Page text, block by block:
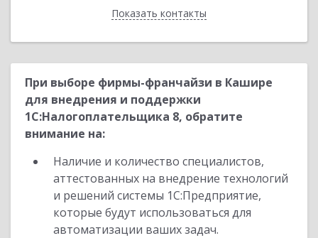
Показать контакты
Назад
При выборе фирмы-франчайзи в Кашире
для внедрения и поддержки
1С:Налогоплательщика 8, обратите
внимание на:
Наличие и количество специалистов,
аттестованных на внедрение технологий
и решений системы 1С:Предприятие,
которые будут использоваться для
автоматизации ваших задач.